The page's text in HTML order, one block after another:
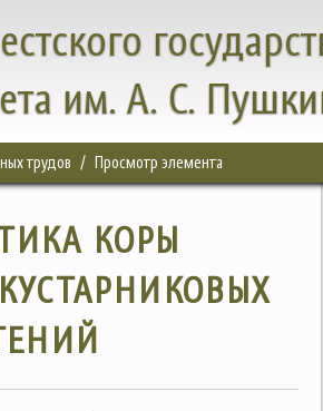
им. А. С.
трудов Просмотр элемента
КОРЫ